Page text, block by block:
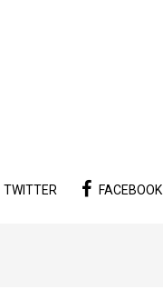
TWITTER FACEBOOK